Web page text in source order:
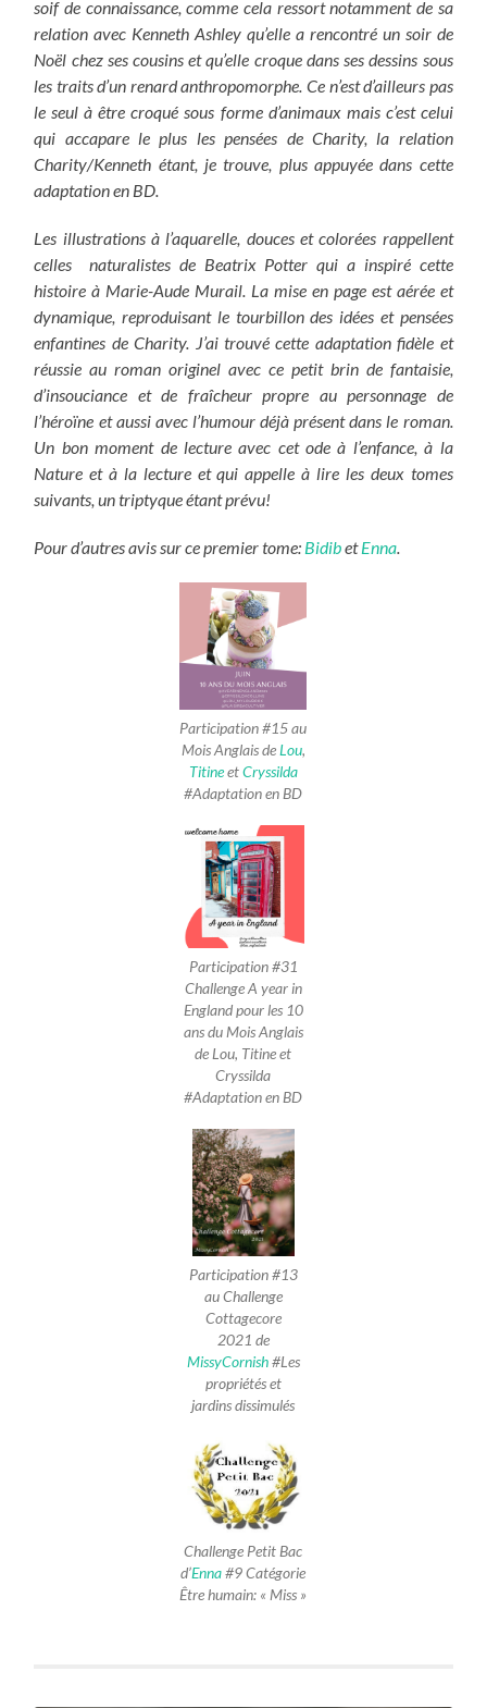
soif de connaissance, comme cela ressort notamment de sa
relation avec Kenneth Ashley qu’elle a rencontré un soir de
Noël chez ses cousins et qu’elle croque dans ses dessins sous
les traits d’un renard anthropomorphe. Ce n’est d’ailleurs pas
le seul à être croqué sous forme d’animaux mais c’est celui
qui accapare le plus les pensées de Charity, la relation
Charity/Kenneth étant, je trouve, plus appuyée dans cette
adaptation en BD.
Les illustrations à l’aquarelle, douces et colorées rappellent
celles naturalistes de Beatrix Potter qui a inspiré cette
histoire à Marie-Aude Murail. La mise en page est aérée et
dynamique, reproduisant le tourbillon des idées et pensées
enfantines de Charity. J’ai trouvé cette adaptation fidèle et
réussie au roman originel avec ce petit brin de fantaisie,
d’insouciance et de fraîcheur propre au personnage de
l’héroïne et aussi avec l’humour déjà présent dans le roman.
Un bon moment de lecture avec cet ode à l’enfance, à la
Nature et à la lecture et qui appelle à lire les deux tomes
suivants, un triptyque étant prévu!
Pour d’autres avis sur ce premier tome: BidibetEnna.
Participation #15 au
Mois Anglais deLou,
TitineetCryssilda
#Adaptation en BD
Participation #31
Challenge A year in
England pour les 10
ans du Mois Anglais
de Lou, Titine et
Cryssilda
#Adaptation en BD
Participation #13
au Challenge
Cottagecore
2021 de
MissyCornish#Les
propriétés et
jardins dissimulés
Challenge Petit Bac
d’Enna#9 Catégorie
Être humain: « Miss »